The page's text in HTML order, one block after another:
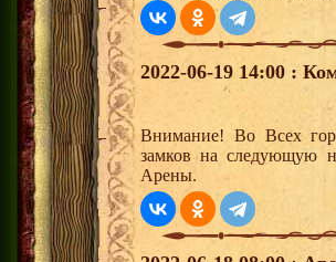
2022-06-19 14:00 :
Внимание! Во Всех
замков на следующую
Арены.